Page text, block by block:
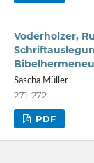
Voderholzer,
Sascha Müller
271-272
PDF